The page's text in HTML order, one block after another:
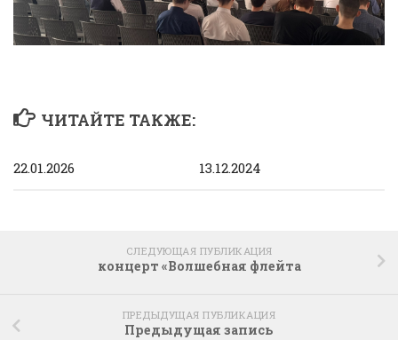
ЧИТАЙТЕ ТАКЖЕ:
22.01.2026 13.12.2024
СЛЕДУЮЩАЯ ПУБЛИКАЦИЯ
концерт «Волшебная флейта
ПРЕДЫДУЩАЯ ПУБЛИКАЦИЯ
Предыдущая запись